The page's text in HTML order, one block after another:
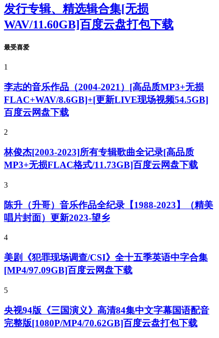
发行专辑、精选辑合集[无损
WAV/11.60GB]百度云盘打包下载
最受喜爱
1
李志的音乐作品（2004-2021）[高品质MP3+无损
FLAC+WAV/8.6GB]+[更新LIVE现场视频54.5GB]
百度云网盘下载
2
林俊杰[2003-2023]所有专辑歌曲全记录[高品质
MP3+无损FLAC格式/11.73GB]百度云网盘下载
3
陈升（升哥）音乐作品全纪录【1988-2023】（精美
唱片封面）更新2023-望乡
4
美剧《犯罪现场调查/CSI》全十五季英语中字合集
[MP4/97.09GB]百度云网盘下载
5
央视94版《三国演义》高清84集中文字幕国语配音
完整版[1080P/MP4/70.62GB]百度云盘打包下载